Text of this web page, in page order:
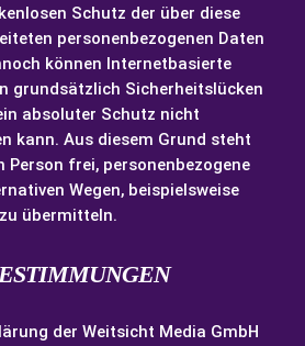
Schutz der über diese
personenbezogenen Daten
können Internetbasierte
grundsätzlich Sicherheitslücken
absoluter Schutz nicht
kann. Aus diesem Grund steht
Person frei, personenbezogene
Wegen, beispielsweise
übermitteln.
der Weitsicht Media GmbH